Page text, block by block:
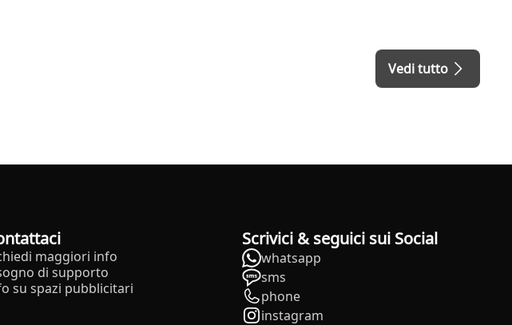
Vedi tutto
maggiori info
di supporto
su spazi pubblicitari
Scrivici & seguici sui Social
whatsapp
sms
phone
instagram